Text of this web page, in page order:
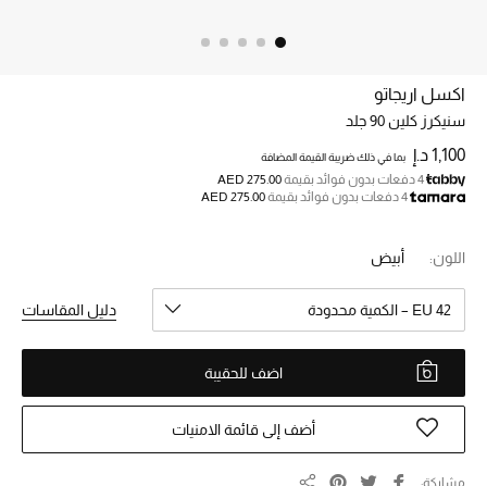
خصم حتى 70%
تسوقوا الآن
ما وصلنا حديثاً
النساء
الحقائب النسائية
اكسل اريجاتو
سنيكرز كلين 90 جلد
1,100 د.إ بما في ذلك ضريبة القيمة المضافة
4 دفعات بدون فوائد بقيمة
AED 275.00
4 دفعات بدون فوائد بقيمة
AED 275.00
اللون: أبيض
EU 42 – الكمية محدودة دليل المقاسات
اضف للحقيبة
أضف إلى قائمة الامنيات
مشاركة